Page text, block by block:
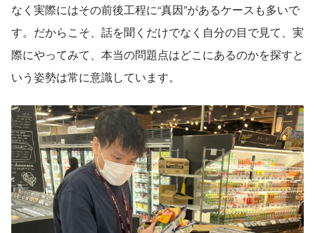
なく実際にはその前後工程に“真因”があるケースも多いで
す。だからこそ、話を聞くだけでなく自分の目で見て、実
際にやってみて、本当の問題点はどこにあるのかを探すと
いう姿勢は常に意識しています。